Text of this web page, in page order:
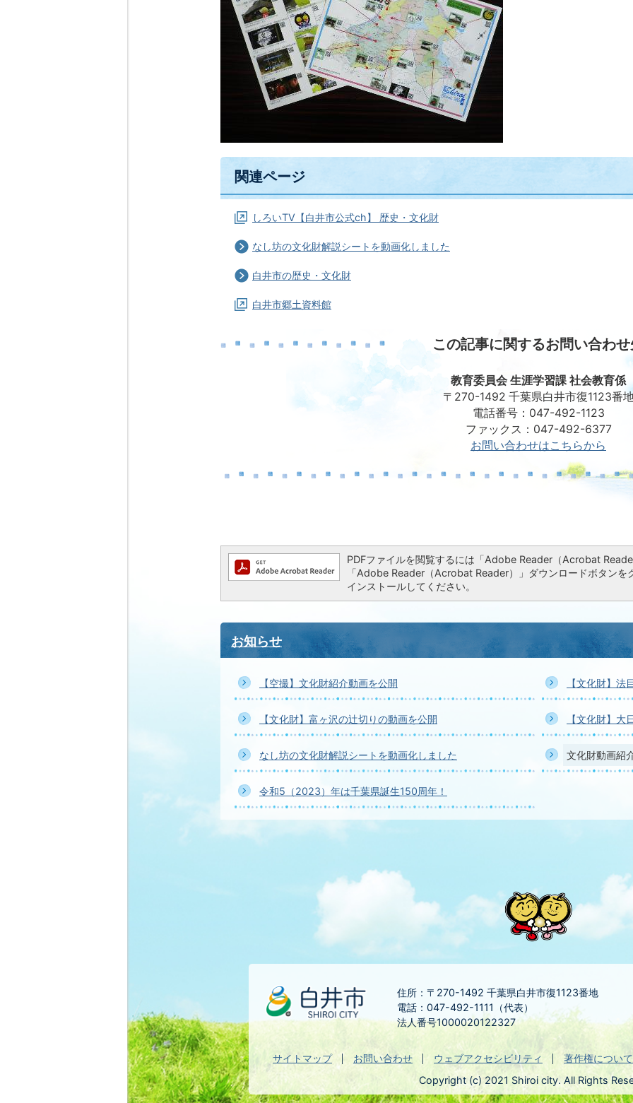
関連ページ
しろいTV【白井市公式ch】 歴史・文化財
なし坊の文化財解説シートを動画化しました
白井市の歴史・文化財
白井市郷土資料館
この記事に関するお問い合わ
教育委員会 生涯学習課 社会教育係
〒270-1492 千葉県白井市復1123番
電話番号：047-492-1123
ファックス：047-492-6377
お問い合わせはこちらから
PDFファイルを閲覧するには「Adobe Reader（Acrobat
「Adobe Reader（Acrobat Reader）」ダウンロードボタン
インストールしてください。
お知らせ
【空撮】文化財紹介動画を公開 【文化財】
【文化財】富ヶ沢の辻切りの動画を公開 【文化財】
なし坊の文化財解説シートを動画化しました 文化財動画紹
令和5（2023）年は千葉県誕生150周年！
住所：〒270-1492 千葉県白井市復1123番地
電話：047-492-1111（代表）
法人番号1000020122327
サイトマップ お問い合わせ ウェブアクセシビリティ
著作権について
Copyright (c) 2021 Shiroi city. All Rights